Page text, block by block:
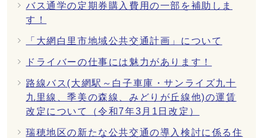
バス通学の定期券購入費用の一部を補助しま
す！
「大網白里市地域公共交通計画」について
ドライバーの仕事には魅力があります！
路線バス(大網駅～白子車庫・サンライズ九十
九里線、季美の森線、みどりが丘線他)の運賃
改定について（令和7年3月1日改定）
瑞穂地区の新たな公共交通の導入検討に係る住